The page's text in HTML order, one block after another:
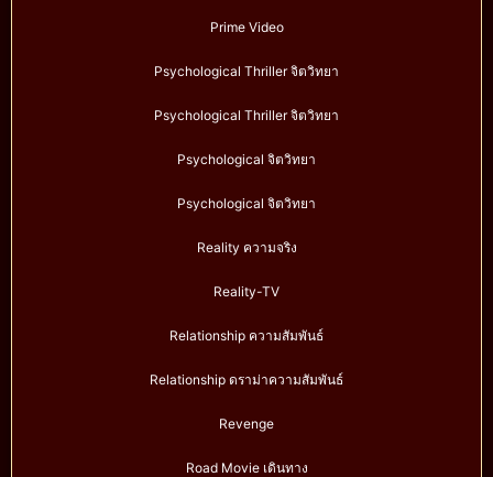
Prime Video
Psychological Thriller จิตวิทยา
Psychological Thriller จิตวิทยา
Psychological จิตวิทยา
Psychological จิตวิทยา
Reality ความจริง
Reality-TV
Relationship ความสัมพันธ์
Relationship ดราม่าความสัมพันธ์
Revenge
Road Movie เดินทาง